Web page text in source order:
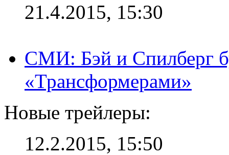
21.4.2015, 15:30
СМИ: Бэй и Спилберг
«Трансформерами»
Новые трейлеры:
12.2.2015, 15:50